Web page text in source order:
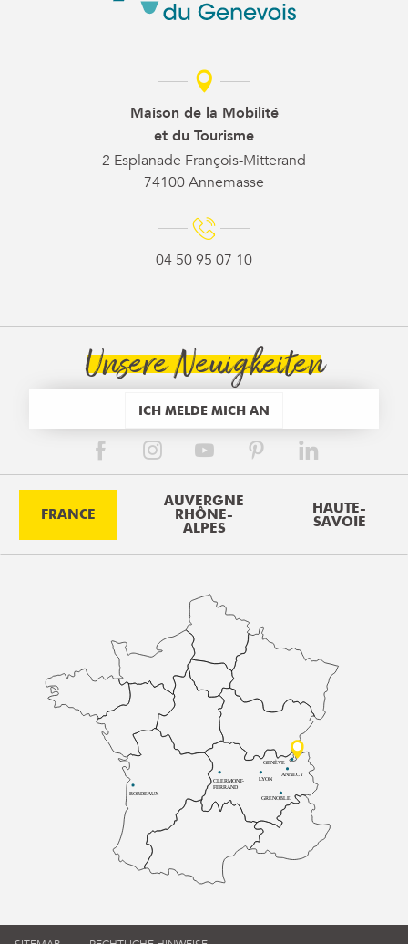
Maison de la Mobilité
et du Tourisme
2 Esplanade François-Mitterand
74100 Annemasse
04 50 95 07 10
Unsere Neuigkeiten
ICH MELDE MICH AN
FRANCE
AUVERGNE
RHÔNE-
ALPES
HAUTE-
SAVOIE
BORDEAUX
CLERMONT-
FERRAND
LYON
ANNECY
GRENOBLE
GENÈVE